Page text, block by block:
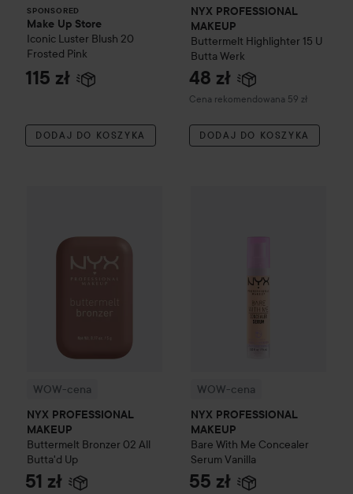
SPONSORED
Make Up Store
Iconic Luster Blush 20
Frosted Pink
115 zł
DODAJ DO KOSZYKA
NYX PROFESSIONAL
MAKEUP
Buttermelt Highlighter 15 U
Butta Werk
48 zł
Cena rekomendowana 59 zł
Zalecana cena 59 zł
DODAJ DO KOSZYKA
WOW-cena
NYX PROFESSIONAL
MAKEUP
Buttermelt Bronzer 02 All
Butta'd Up
51 zł
WOW-cena
NYX PROFESSIONAL
MAKEUP
Bare With Me Concealer
SerumVanilla
55 zł